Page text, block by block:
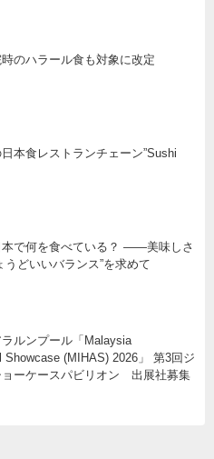
時のハラール食も対象に改定
本食レストランチェーン”Sushi
本で何を食べている？ ――美味しさ
うどいいバランス”を求めて
ルンプール「Malaysia
Showcase (MIHAS) 2026」 第3回ジ
ョーケースパビリオン 出展社募集